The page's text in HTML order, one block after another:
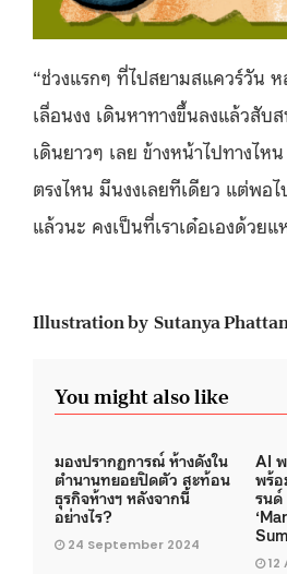
“ช่วงแรกๆ ที่ไปสยามสแควร์วัน
เลื่อนงง เดินหาทางขึ้นลงแล้วสับ
เดินยาวๆ เลย ข้างหน้าไปทางไห
ตรงไหน มึนงงเลยทีเดียว แต่พอไ
แล้วนะ คงเป็นที่เราเด๋อเองด้วยแ
Illustration by Sutanya
You might also like
มองปรากฏการณ์ ห้างดังใน
ตำนานทยอยปิดตัว สะท้อน
ธุรกิจห้างฯ หลังจากนี้
อย่างไร?
24 September 2024
AI
พร้อ
รนด์
12